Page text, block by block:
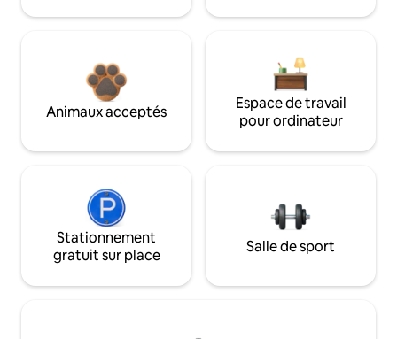
Animaux acceptés
Espace de travail
pour ordinateur
Stationnement
gratuit sur place
Salle de sport